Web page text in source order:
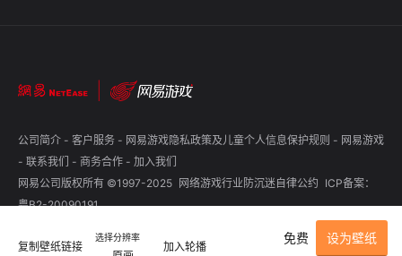
复制壁纸链接
选择分辨率
加入轮播
免费 设为壁纸
公司简介 - 客户服务 - 网易游戏隐私政策及儿童个人信息保护规则 - 网易游戏
- 联系我们 - 商务合作 - 加入我们
网易公司版权所有 ©1997-2025 网络游戏行业防沉迷自律公约 ICP备案：
粤B2-20090191